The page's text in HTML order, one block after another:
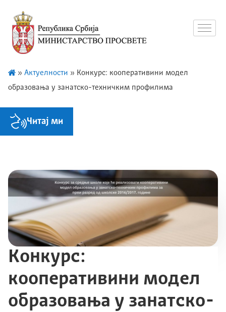
» Актуелности » Конкурс: кооперативини модел
образовања у занатско-техничким профилима
Читај ми
Конкурс:
кооперативини модел
образовања у занатско-